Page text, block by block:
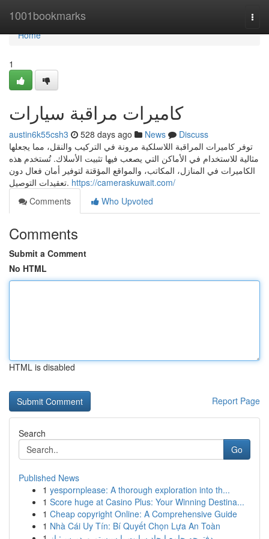
1001bookmarks
Home
Home
1
كاميرات مراقبة سيارات
austin6k55csh3 528 days ago News
Discuss
توفر كاميرات المراقبة اللاسلكية مرونة في التركيب والنقل، مما يجعلها
مثالية للاستخدام في الأماكن التي يصعب فيها تثبيت الأسلاك. تُستخدم هذه
الكاميرات في المنازل، المكاتب، والمواقع المؤقتة لتوفير أمان فعال دون
تعقيدات التوصيل. https://cameraskuwait.com/
Comments
Who Upvoted
Comments
Submit a Comment
No HTML
HTML is disabled
Report Page
Search
Go
Published News
1 yespornplease: A thorough exploration into th...
1 Score huge at Casino Plus: Your Winning Destina...
1 Cheap copyright Online: A Comprehensive Guide
1 Nhà Cái Uy Tín: Bí Quyết Chọn Lựa An Toàn